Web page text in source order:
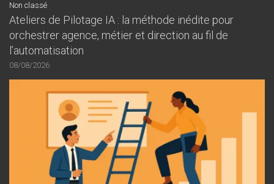
Non classé
Ateliers de Pilotage IA : la méthode inédite pour
orchestrer agence, métier et direction au fil de
l’automatisation
08/08/2026